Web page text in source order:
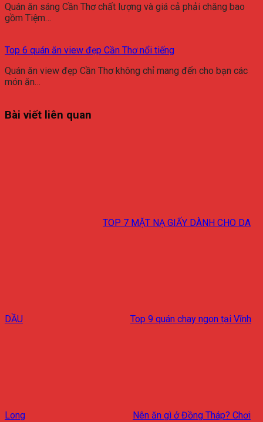
Quán ăn sáng Cần Thơ chất lượng và giá cả phải chăng bao
gồm Tiệm…
Top 6 quán ăn view đẹp Cần Thơ nổi tiếng
Quán ăn view đẹp Cần Thơ không chỉ mang đến cho bạn các
món ăn…
Bài viết liên quan
TOP 7 MẶT NẠ GIẤY DÀNH CHO DA
DẦU Top 9 quán chay ngon tại Vĩnh
Long Nên ăn gì ở Đồng Tháp? Chơi